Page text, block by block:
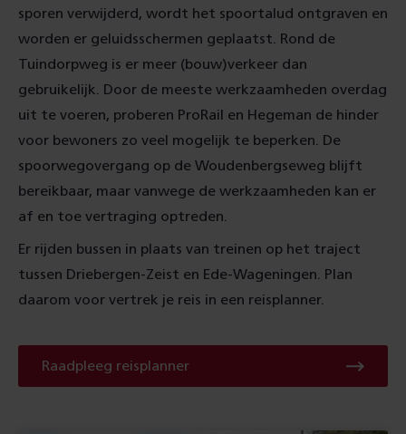
sporen verwijderd, wordt het spoortalud ontgraven en
worden er geluidsschermen geplaatst. Rond de
Tuindorpweg is er meer (bouw)verkeer dan
gebruikelijk. Door de meeste werkzaamheden overdag
uit te voeren, proberen ProRail en Hegeman de hinder
voor bewoners zo veel mogelijk te beperken. De
spoorwegovergang op de Woudenbergseweg blijft
bereikbaar, maar vanwege de werkzaamheden kan er
af en toe vertraging optreden.
Er rijden bussen in plaats van treinen op het traject
tussen Driebergen-Zeist en Ede-Wageningen. Plan
daarom voor vertrek je reis in een reisplanner.
Raadpleeg reisplannerRaadpleeg